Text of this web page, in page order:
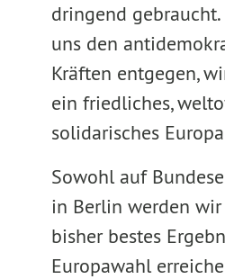
dringend
uns den
Kräften entgegen,
ein friedliches,
solidarisches
Sowohl auf
in Berlin werden
bisher bestes
Europawahl